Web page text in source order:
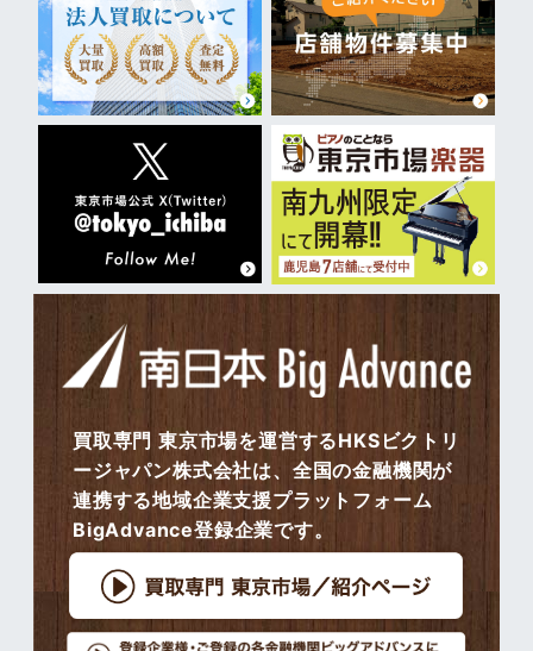
買取専門 東京市場を運営するHKSビクトリ
ージャパン株式会社は、全国の金融機関が
連携する地域企業支援プラットフォーム
BigAdvance登録企業です。